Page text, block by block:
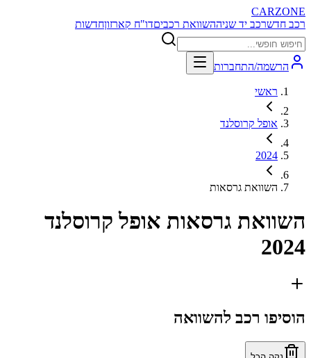
CARZONE
רכב חדשרכב יד שניההשוואת רכביםדו"ח קארזוןחדשות
הרשמה/התחברות
ראשי
אופל קרוסלנד
2024
השוואת גרסאות
השוואת גרסאות אופל קרוסלנד
2024
הוסיפו רכב להשוואה